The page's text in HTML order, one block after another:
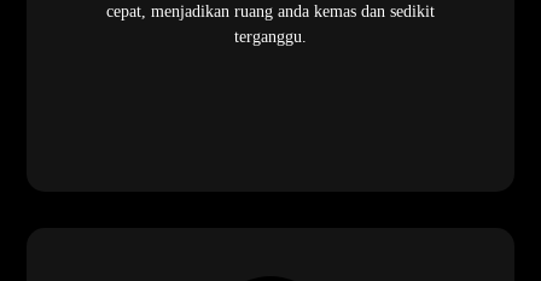
cepat, menjadikan ruang anda kemas dan sedikit
terganggu.